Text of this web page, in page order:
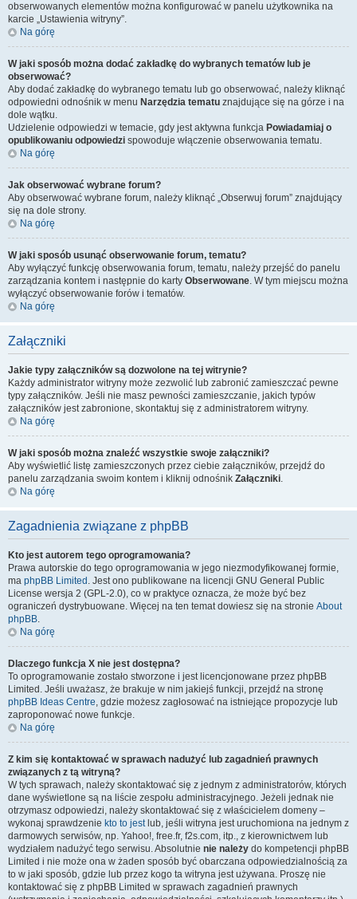
obserwowanych elementów można konfigurować w panelu użytkownika na
karcie „Ustawienia witryny”.
Na górę
W jaki sposób można dodać zakładkę do wybranych tematów lub je
obserwować?
Aby dodać zakładkę do wybranego tematu lub go obserwować, należy kliknąć
odpowiedni odnośnik w menu Narzędzia tematu znajdujące się na górze i na
dole wątku.
Udzielenie odpowiedzi w temacie, gdy jest aktywna funkcja Powiadamiaj o
opublikowaniu odpowiedzi spowoduje włączenie obserwowania tematu.
Na górę
Jak obserwować wybrane forum?
Aby obserwować wybrane forum, należy kliknąć „Obserwuj forum” znajdujący
się na dole strony.
Na górę
W jaki sposób usunąć obserwowanie forum, tematu?
Aby wyłączyć funkcję obserwowania forum, tematu, należy przejść do panelu
zarządzania kontem i następnie do karty Obserwowane. W tym miejscu można
wyłączyć obserwowanie forów i tematów.
Na górę
Załączniki
Jakie typy załączników są dozwolone na tej witrynie?
Każdy administrator witryny może zezwolić lub zabronić zamieszczać pewne
typy załączników. Jeśli nie masz pewności zamieszczanie, jakich typów
załączników jest zabronione, skontaktuj się z administratorem witryny.
Na górę
W jaki sposób można znaleźć wszystkie swoje załączniki?
Aby wyświetlić listę zamieszczonych przez ciebie załączników, przejdź do
panelu zarządzania swoim kontem i kliknij odnośnik Załączniki.
Na górę
Zagadnienia związane z phpBB
Kto jest autorem tego oprogramowania?
Prawa autorskie do tego oprogramowania w jego niezmodyfikowanej formie,
ma phpBB Limited . Jest ono publikowane na licencji GNU General Public
License wersja 2 (GPL-2.0), co w praktyce oznacza, że może być bez
ograniczeń dystrybuowane. Więcej na ten temat dowiesz się na stronie About
phpBB.
Na górę
Dlaczego funkcja X nie jest dostępna?
To oprogramowanie zostało stworzone i jest licencjonowane przez phpBB
Limited. Jeśli uważasz, że brakuje w nim jakiejś funkcji, przejdź na stronę
phpBB Ideas Centre, gdzie możesz zagłosować na istniejące propozycje lub
zaproponować nowe funkcje.
Na górę
Z kim się kontaktować w sprawach nadużyć lub zagadnień prawnych
związanych z tą witryną?
W tych sprawach, należy skontaktować się z jednym z administratorów, których
dane wyświetlone są na liście zespołu administracyjnego. Jeżeli jednak nie
otrzymasz odpowiedzi, należy skontaktować się z właścicielem domeny –
wykonaj sprawdzenie kto to jestlub, jeśli witryna jest uruchomiona na jednym z
darmowych serwisów, np. Yahoo!, free.fr, f2s.com, itp., z kierownictwem lub
wydziałem nadużyć tego serwisu. Absolutnie nie należy do kompetencji phpBB
Limited i nie może ona w żaden sposób być obarczana odpowiedzialnością za
to w jaki sposób, gdzie lub przez kogo ta witryna jest używana. Proszę nie
kontaktować się z phpBB Limited w sprawach zagadnień prawnych